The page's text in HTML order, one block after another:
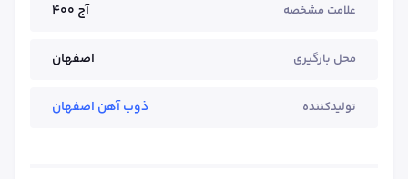
علامت مشخصه آج ۴۰۰
محل بارگیری اصفهان
تولیدکننده ذوب آهن اصفهان